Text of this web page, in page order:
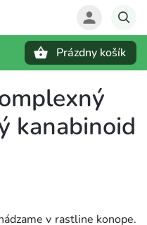
Prázdny košík
kanabinoid
v rastline konope.